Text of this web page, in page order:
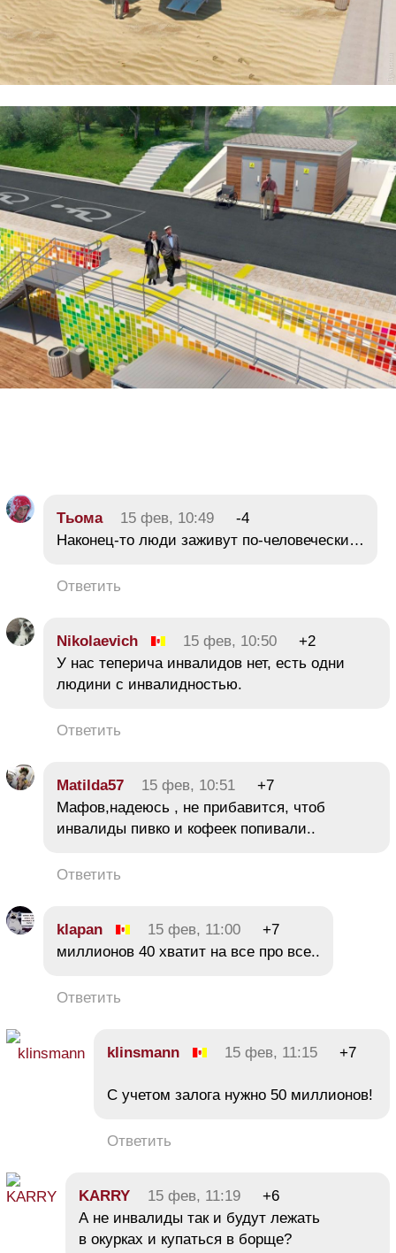
Тьома 15 фев, 10:49
-4
Наконец-то люди заживут по-человечески…
Ответить
Nikolaevich 15 фев, 10:50
+2
У нас теперича инвалидов нет, есть одни
людини с инвалидностью.
Ответить
Matilda57 15 фев, 10:51
+7
Мафов,надеюсь , не прибавится, чтоб
инвалиды пивко и кофеек попивали..
Ответить
klapan 15 фев, 11:00
+7
миллионов 40 хватит на все про все..
Ответить
klinsmann 15 фев, 11:15 +7
C учетом залога нужно 50 миллионов!
Ответить
KARRY 15 фев, 11:19
+6
А не инвалиды так и будут лежать
в окурках и купаться в борще?